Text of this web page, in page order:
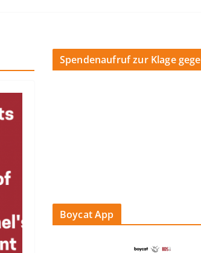
Spendenaufruf zur Klage
Boycat App